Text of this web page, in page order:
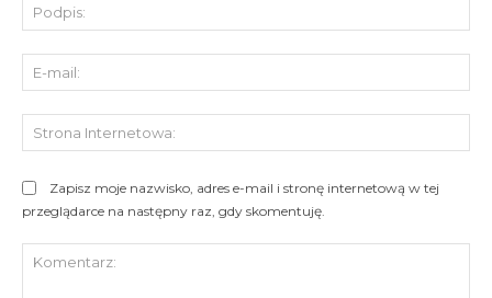
Zapisz moje nazwisko, adres e-mail i stronę internetową w tej
przeglądarce na następny raz, gdy skomentuję.